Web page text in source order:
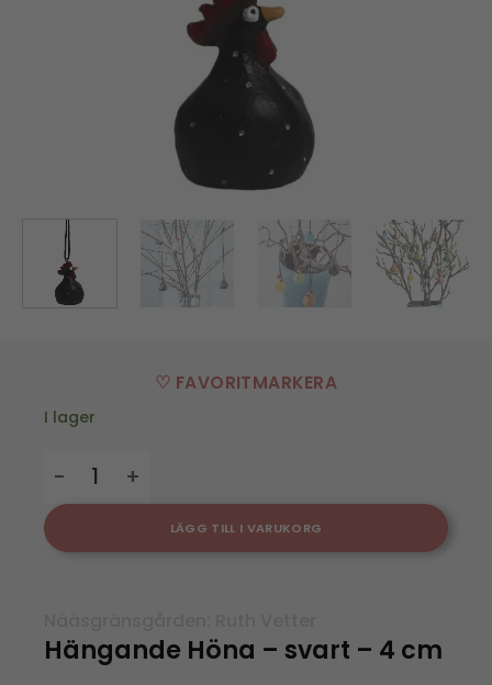
♡ FAVORITMARKERA
I lager
LÄGG TILL I VARUKORG
Hängande Höna – svart – 4 cm